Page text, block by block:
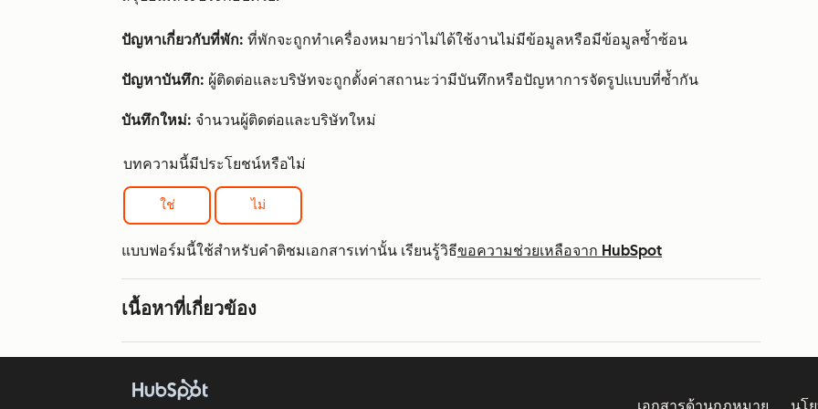
ปัญหาเกี่ยวกับที่พัก: ที่พักจะถูกทำเครื่องหมายว่าไม่ได้ใช้งานไม่มีข้อมูลหรือมีข้อมูลซ้ำซ้อน
ปัญหาบันทึก: ผู้ติดต่อและบริษัทจะถูกตั้งค่าสถานะว่ามีบันทึกหรือปัญหาการจัดรูปแบบที่ซ้ำกัน
บันทึกใหม่: จำนวนผู้ติดต่อและบริษัทใหม่
บทความนี้มีประโยชน์หรือไม่
ใช่ ไม่
แบบฟอร์มนี้ใช้สำหรับคำติชมเอกสารเท่านั้น เรียนรู้วิธีขอความช่วยเหลือจาก HubSpot
เนื้อหาที่เกี่ยวข้อง